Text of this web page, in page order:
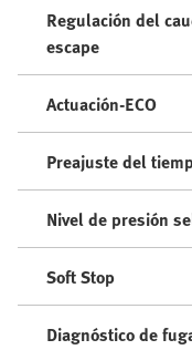
Regulación del
escape
Actuación-ECO
Preajuste del
Nivel de presión
Soft Stop
Diagnóstico de